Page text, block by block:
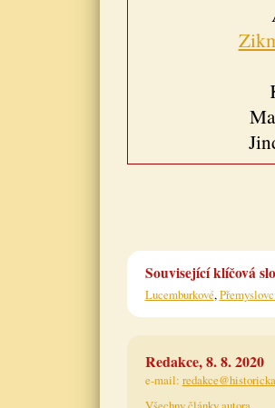
Související klíčová
Lucemburkové,
Redakce, 8. 8. 2020
e-mail: